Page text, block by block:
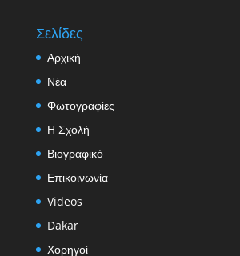
Σελίδες
Αρχική
Νέα
Φωτογραφίες
Η Σχολή
Βιογραφικό
Επικοινωνία
Videos
Dakar
Χορηγοί